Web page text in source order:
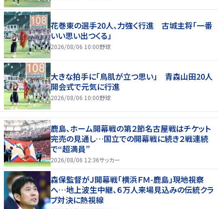
花巻東の選手20人、力強く行進 古城主将「一番
いい思い出つくる」
2026/08/06 10:00野球
大きな拍手に「鳥肌が立つ思い」 青森山田20人
開会式で元気に行進
2026/08/06 10:00野球
鹿島、ホーム開幕戦の第２節名古屋戦はチケット
完売の見通し…国立での開幕戦に続き２戦連続
で“超満員”
2026/08/06 12:36サッカー
森保監督がＪ開幕戦「横浜ＦＭ-鹿島」現地視察
へ…地上波生中継、６万人来場見込みの伝統クラ
ブ対決に熱視線